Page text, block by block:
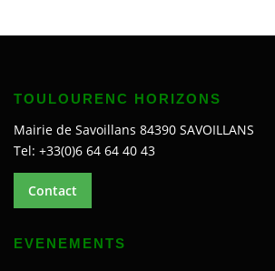
TOULOURENC HORIZONS
Mairie de Savoillans 84390 SAVOILLANS
Tel: +33(0)6 64 64 40 43
Contact
EVENEMENTS